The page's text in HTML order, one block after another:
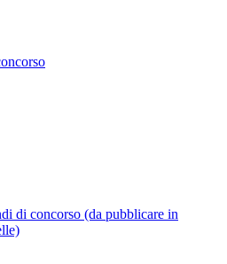
di concorso (da pubblicare in